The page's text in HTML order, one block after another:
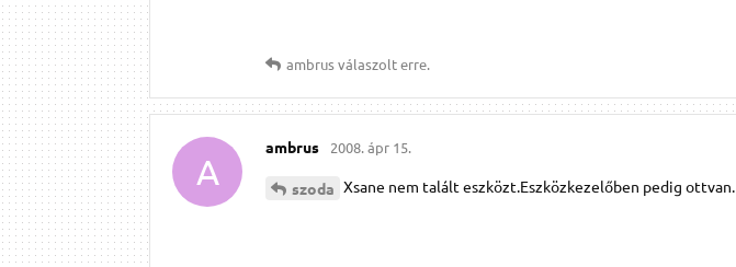
ambrusválaszolt erre.
A
ambrus 2008. ápr 15.
szoda Xsane nem talált eszközt.Eszközkezelőben pedig ottvan.